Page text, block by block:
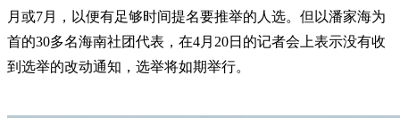
月或7月，以便有足够时间提名要推举的人选。但以潘家海为
首的30多名海南社团代表，在4月20日的记者会上表示没有收
到选举的改动通知，选举将如期举行。